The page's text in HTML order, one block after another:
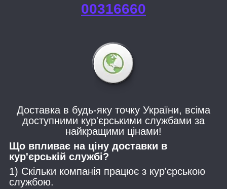
00316660
Доставка в будь-яку точку України, всіма
доступними кур'єрськими службами за
найкращими цінами!
Що впливає на ціну доставки в
кур'єрській службі?
1) Скільки компанія працює з кур'єрською
службою.